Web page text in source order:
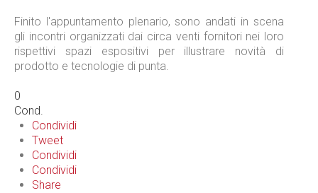
Finito l'appuntamento plenario, sono andati in scena
gli incontri organizzati dai circa venti fornitori nei loro
rispettivi spazi espositivi per illustrare novità di
prodotto e tecnologie di punta.
0
Cond.
Condividi
Tweet
Condividi
Condividi
Share